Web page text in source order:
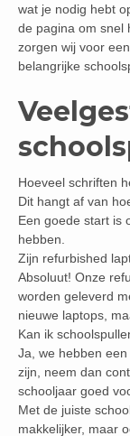
wat je nodig hebt
de pagina om snel
zorgen wij voor
belangrijke
Hoeveel schriften
Dit hangt af van
Een goede start is
hebben.
Zijn refurbished
Absoluut! Onze
worden geleverd
nieuwe laptops,
Kan ik
Ja, we hebben
zijn, neem dan
schooljaar goed
Met de juiste
makkelijker, maar